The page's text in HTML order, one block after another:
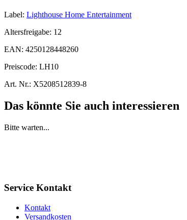
Label: Lighthouse Home Entertainment
Altersfreigabe: 12
EAN: 4250128448260
Preiscode: LH10
Art. Nr.: X5208512839-8
Das könnte Sie auch interessieren
Bitte warten...
Service Kontakt
Kontakt
Versandkosten